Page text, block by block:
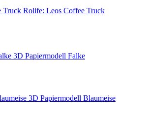
Rolife: Leos Coffee Truck
3D Papiermodell Falke
3D Papiermodell Blaumeise